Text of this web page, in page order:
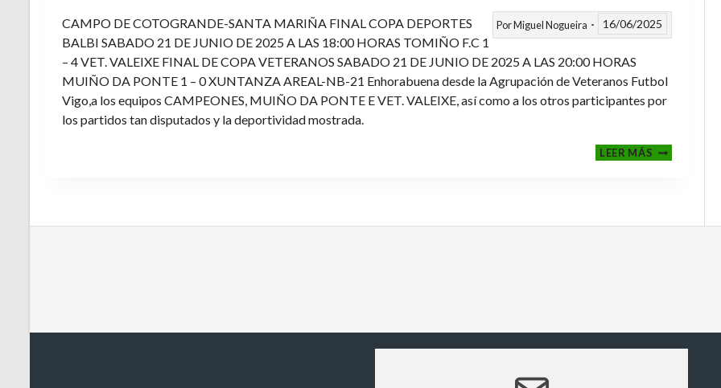
PorMiguel Nogueira 16/06/2025
CAMPO DE COTOGRANDE-SANTA MARIÑA FINAL COPA DEPORTES
BALBI SABADO 21 DE JUNIO DE 2025 A LAS 18:00 HORAS TOMIÑO F.C 1
– 4 VET. VALEIXE FINAL DE COPA VETERANOS SABADO 21 DE JUNIO DE 2025 A LAS 20:00 HORAS
MUIÑO DA PONTE 1 – 0 XUNTANZA AREAL-NB-21 Enhorabuena desde la Agrupación de Veteranos Futbol
Vigo,a los equipos CAMPEONES, MUIÑO DA PONTE E VET. VALEIXE, así como a los otros participantes por
los partidos tan disputados y la deportividad mostrada.
LEER MÁSFINALES
2024-